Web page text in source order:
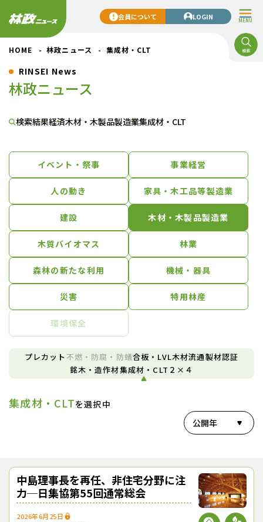
MENU
会員について LOGIN
HOME 林政ニュース 集成材・CLT
RINSEI News
林政ニュース
検索結果経済木材・木製品製造業集成材・CLT
イベント・祭事 事業経営
人の動き 家具・木工品等製造業
建設 木材・木製品製造業
木質バイオマス 林業
森林の新たな利用 機械・器具
災害 特用林産
環境保全
プレカット 不燃・防腐・防蟻合板・LVL木材流通製材認証
銘木・造作材集成材・CLT ２×４
集成材・CLTを選択中
公開年
中島理事長を再任、非住宅分野に注
力─日集協第55回通常総会
2026年6月25日